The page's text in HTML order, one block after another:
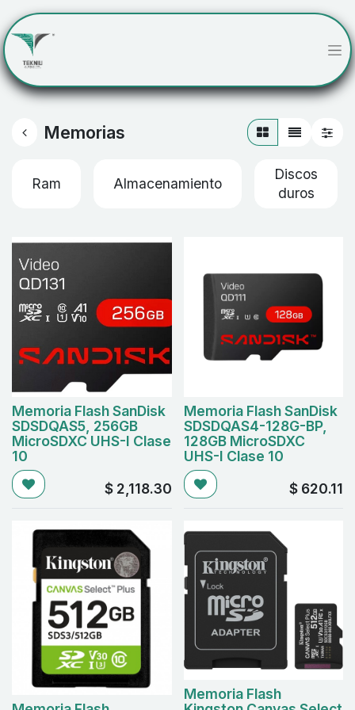
Memorias
Ram Almacenamiento
Discos
duros
Memoria Flash SanDisk
SDSDQAS5, 256GB
MicroSDXC UHS-I Clase
10
$ 2,118.30
Memoria Flash SanDisk
SDSDQAS4-128G-BP,
128GB MicroSDXC
UHS-I Clase 10
$ 620.11
Memoria Flash